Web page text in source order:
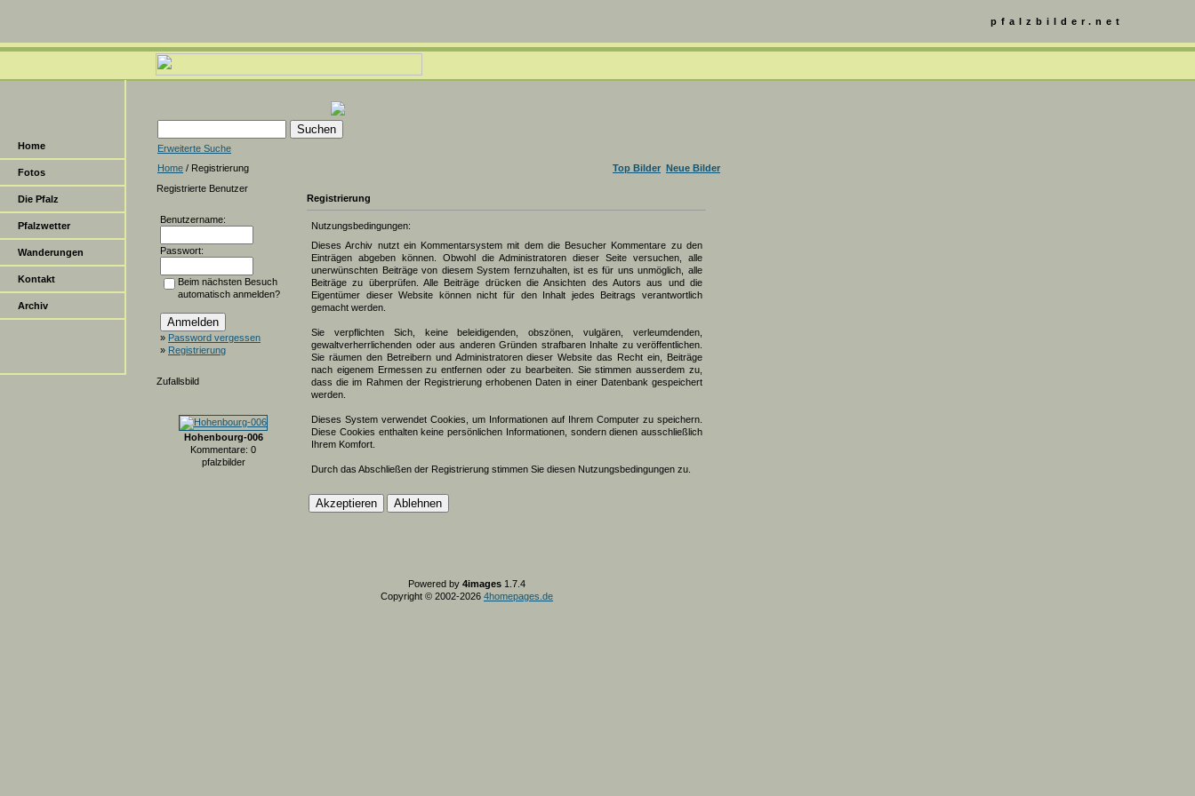
Home
Fotos
Die Pfalz
Pfalzwetter
Wanderungen
Kontakt
Archiv
pfalzbilder.net
Erweiterte Suche
Home / Registrierung Top Bilder Neue Bilder
Registrierte Benutzer
Benutzername:
Passwort:
Beim nächsten Besuch
automatisch anmelden?
» Password vergessen
» Registrierung
Zufallsbild
Hohenbourg-006
Kommentare: 0
pfalzbilder
Registrierung
Nutzungsbedingungen:
Dieses Archiv nutzt ein Kommentarsystem mit dem die Besucher Kommentare zu den
Einträgen abgeben können. Obwohl die Administratoren dieser Seite versuchen, alle
unerwünschten Beiträge von diesem System fernzuhalten, ist es für uns unmöglich, alle
Beiträge zu überprüfen. Alle Beiträge drücken die Ansichten des Autors aus und die
Eigentümer dieser Website können nicht für den Inhalt jedes Beitrags verantwortlich
gemacht werden.
Sie verpflichten Sich, keine beleidigenden, obszönen, vulgären, verleumdenden,
gewaltverherrlichenden oder aus anderen Gründen strafbaren Inhalte zu veröffentlichen.
Sie räumen den Betreibern und Administratoren dieser Website das Recht ein, Beiträge
nach eigenem Ermessen zu entfernen oder zu bearbeiten. Sie stimmen ausserdem zu,
dass die im Rahmen der Registrierung erhobenen Daten in einer Datenbank gespeichert
werden.
Dieses System verwendet Cookies, um Informationen auf Ihrem Computer zu speichern.
Diese Cookies enthalten keine persönlichen Informationen, sondern dienen ausschließlich
Ihrem Komfort.
Durch das Abschließen der Registrierung stimmen Sie diesen Nutzungsbedingungen zu.
Powered by 4images 1.7.4
Copyright © 2002-2026 4homepages.de